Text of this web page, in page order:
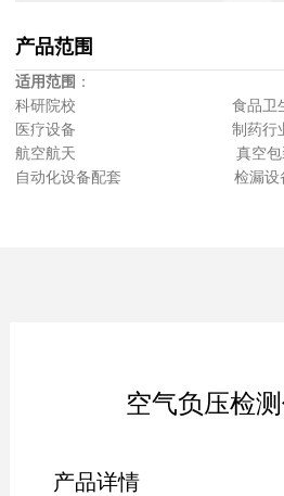
产品范围
适用范围 ：
科研院校 食品卫生
医疗设备 制药行
航空航天 真空包
自动化设备配套 检
空气负压检
产品详情